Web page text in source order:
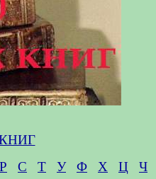
Р С Т У Ф Х Ц Ч